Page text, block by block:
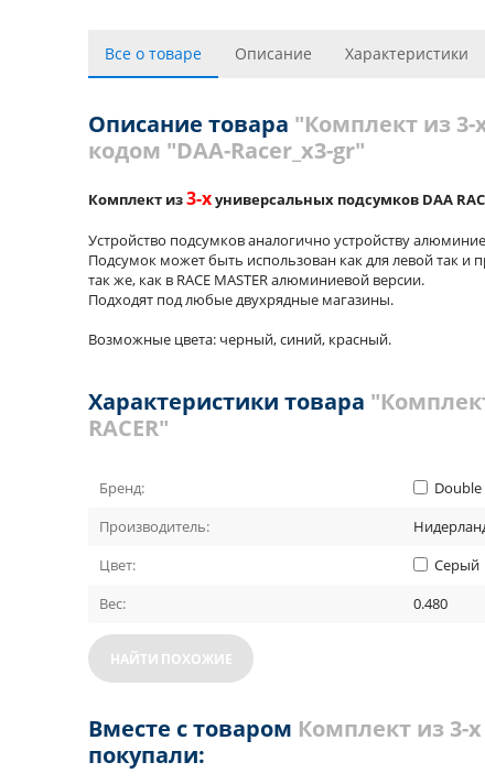
Все о товаре Описание Характеристики
Описание товара "Комплект из 3-
кодом "DAA-Racer_x3-gr"
Комплект из3-хуниверсальных подсумков DAA
Устройство подсумков аналогично устройству
Подсумок может быть использован как для левой так и
так же, как в RACE MASTER алюминиевой версии.
Подходят под любые двухрядные магазины.
Возможные цвета: черный, синий, красный.
Характеристики товара
RACER"
Бренд:
Производитель:
Цвет:
Серый
Вес:
0.480
НАЙТИ ПОХОЖИЕ
Вместе с товаром Комплект из 3-
покупали: